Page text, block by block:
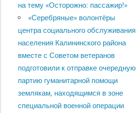
на тему «Осторожно: пассажир!»
«Серебряные» волонтёры
центра социального обслуживания
населения Калининского района
вместе с Советом ветеранов
подготовили к отправке очередную
партию гуманитарной помощи
землякам, находящимся в зоне
специальной военной операции